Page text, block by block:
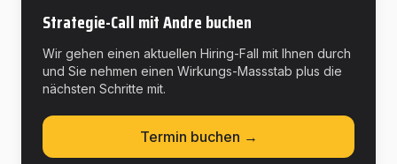
Strategie-Call mit Andre buchen
Wir gehen einen aktuellen Hiring-Fall mit Ihnen durch
und Sie nehmen einen Wirkungs-Massstab plus die
nächsten Schritte mit.
Termin buchen →